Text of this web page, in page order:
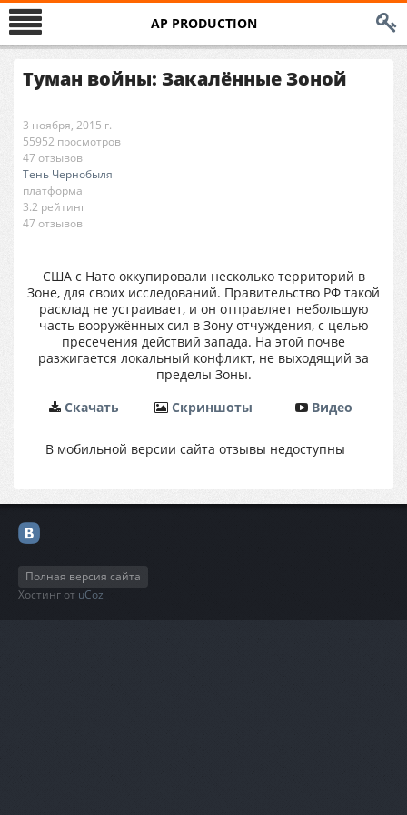
AP PRODUCTION
Туман войны: Закалённые Зоной
3 ноября, 2015 г.
55952 просмотров
47 отзывов
Тень Чернобыля
платформа
3.2 рейтинг
47 отзывов
США с Нато оккупировали несколько территорий в
Зоне, для своих исследований. Правительство РФ такой
расклад не устраивает, и он отправляет небольшую
часть вооружённых сил в Зону отчуждения, с целью
пресечения действий запада. На этой почве
разжигается локальный конфликт, не выходящий за
пределы Зоны.
Cкачать
Cкриншоты Видео
В мобильной версии сайта отзывы недоступны
Полная версия сайта
Хостинг от uCoz